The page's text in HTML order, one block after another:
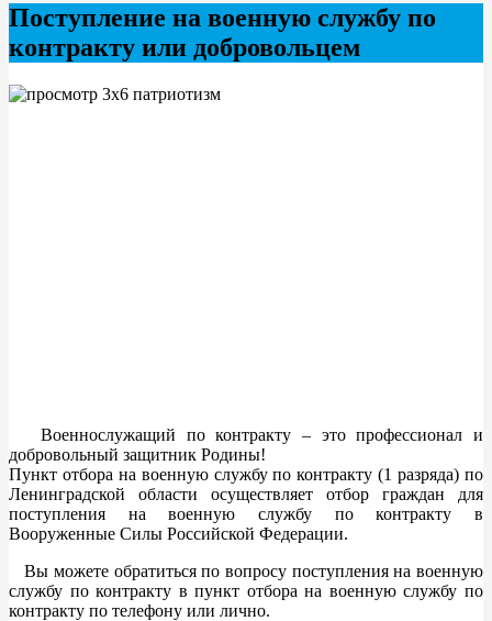
Поступление на военную службу по
контракту или добровольцем
Военнослужащий по контракту – это профессионал и
добровольный защитник Родины!
Пункт отбора на военную службу по контракту (1 разряда) по
Ленинградской области осуществляет отбор граждан для
поступления на военную службу по контракту в
Вооруженные Силы Российской Федерации.
Вы можете обратиться по вопросу поступления на военную
службу по контракту в пункт отбора на военную службу по
контракту по телефону или лично.